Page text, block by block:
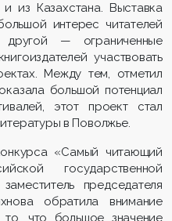
из Казахстана. Выставка
интерес читателей
— ограниченные
участвовать
Между тем, отметил
большой потенциал
этот проект стал
в Поволжье.
«Самый читающий
государственной
председателя
обратила внимание
что большое значение